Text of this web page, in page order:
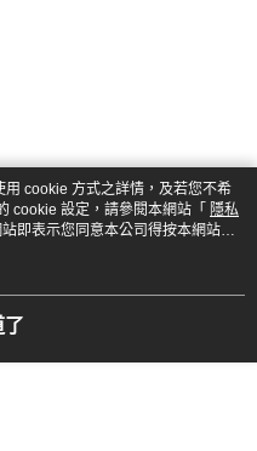
cookie 方式之詳情，及若您不希
cookie 設定，請參閱本網站「 隱私
即表示您同意本公司得按本網站使
了